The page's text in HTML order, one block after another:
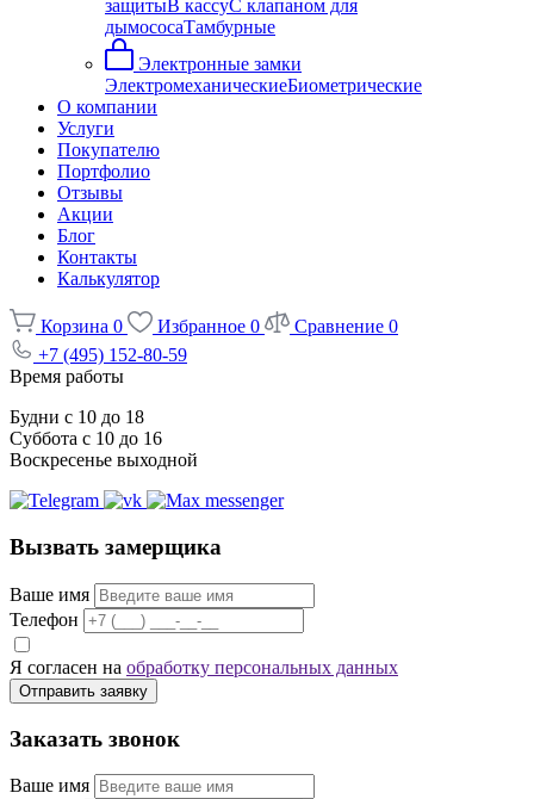
защитыВ кассуС клапаном для
дымососаТамбурные
Электронные замки
ЭлектромеханическиеБиометрические
О компании
Услуги
Покупателю
Портфолио
Отзывы
Акции
Блог
Контакты
Калькулятор
Корзина 0 Избранное 0 Сравнение 0
+7 (495) 152-80-59
Время работы
Будни с 10 до 18
Суббота с 10 до 16
Воскресенье выходной
Вызвать замерщика
Ваше имя
Телефон
Я согласен на обработку персональных данных
Отправить заявку
Заказать звонок
Ваше имя